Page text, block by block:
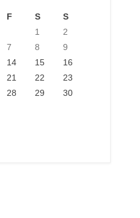
F S
S
1
2
7 8
9
14 15
16
21 22
23
28 29
30